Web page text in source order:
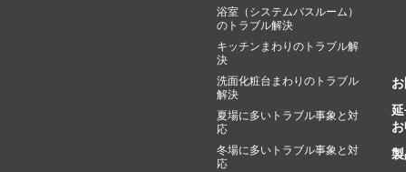
浴室（システムバスルーム）
のトラブル解決
キッチンまわりのトラブル解
決
洗面化粧台まわりのトラブル
解決
夏場に多いトラブル事象と対
応
冬場に多いトラブル事象と対
応